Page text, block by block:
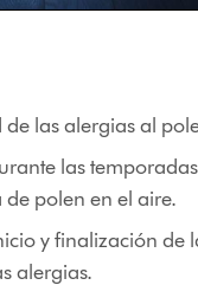
las alergias al
las
polen en el aire.
y finalización
alergias.